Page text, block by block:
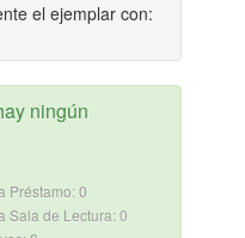
el ejemplar con:
ningún
Préstamo: 0
Sala de Lectura: 0